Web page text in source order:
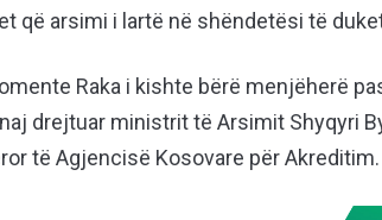
që arsimi i lartë në shëndetësi të
Raka i kishte bërë menjëherë
drejtuar ministrit të Arsimit Shyqyri
të Agjencisë Kosovare për Akreditim.